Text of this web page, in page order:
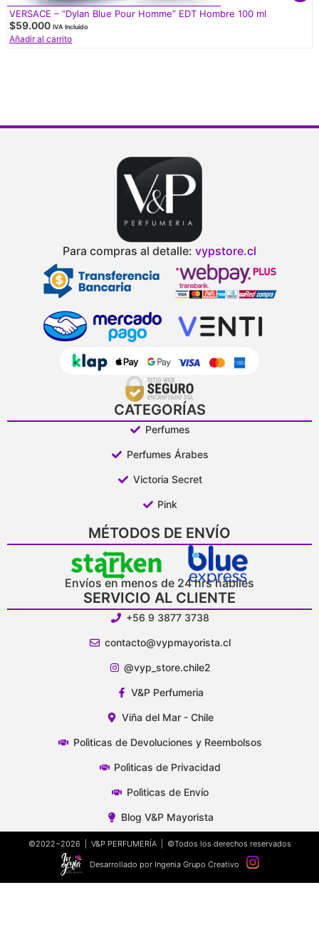
VERSACE – “Dylan Blue Pour Homme” EDT Hombre 100 ml
$59.000 IVA Incluido
Añadir al carrito
Para compras al detalle: vypstore.cl
CATEGORÍAS
Perfumes
Perfumes Árabes
Victoria Secret
Pink
MÉTODOS DE ENVÍO
Envíos en menos de 24 hrs hábiles
SERVICIO AL CLIENTE
+56 9 3877 3738
contacto@vypmayorista.cl
@vyp_store.chile2
V&P Perfumeria
Viña del Mar - Chile
Polìticas de Devoluciones y Reembolsos
Polìticas de Privacidad
Polìticas de Envío
Blog V&P Mayorista
©2022~2026 | V&P PERFUMERÍA | ©Todos los derechos reservados
Desarrollado por Ingenia Grupo Creativo